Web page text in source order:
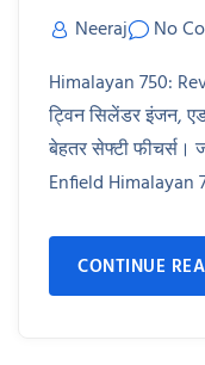
Neeraj
No
Himalayan 750:
ट्विन सिलेंडर इंजन,
बेहतर सेफ्टी
Enfield Himalayan
CONTINUE